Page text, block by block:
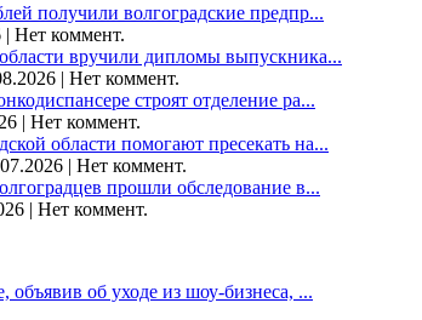
получили волгоградские предпр...
| Нет коммент.
вручили дипломы выпускника...
| Нет коммент.
строят отделение ра...
| Нет коммент.
области помогают пресекать на...
| Нет коммент.
прошли обследование в...
| Нет коммент.
об уходе из шоу-бизнеса, ...